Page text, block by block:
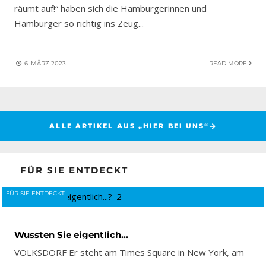
räumt auf!“ haben sich die Hamburgerinnen und
Hamburger so richtig ins Zeug...
6. MÄRZ 2023 READ MORE
ALLE ARTIKEL AUS „HIER BEI UNS“
FÜR SIE ENTDECKT
FÜR SIE ENTDECKT
Wussten Sie eigentlich…
VOLKSDORF Er steht am Times Square in New York, am